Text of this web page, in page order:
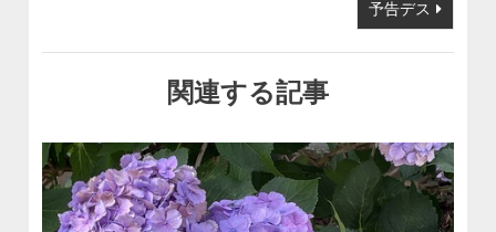
予告デス
関連する記事